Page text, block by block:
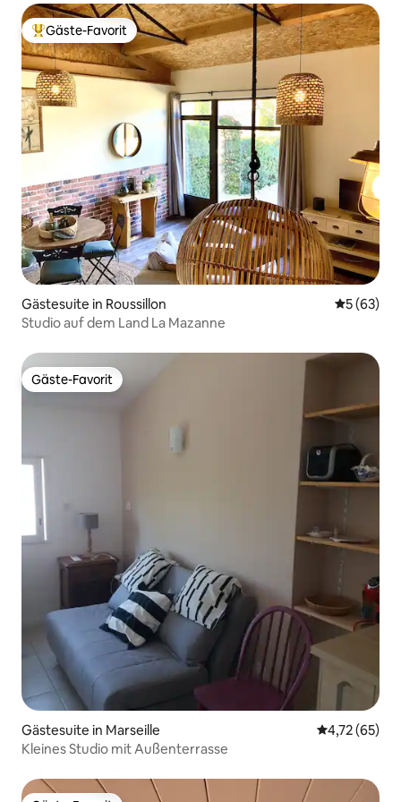
Beliebter Gäste-Favorit.
Gäste-Favorit
Gästesuite in Roussillon
5 (63)
Studio auf dem Land La Mazanne
Gäste-Favorit
Gäste-Favorit
Gästesuite in Marseille
4,72 (65)
Kleines Studio mit Außenterrasse